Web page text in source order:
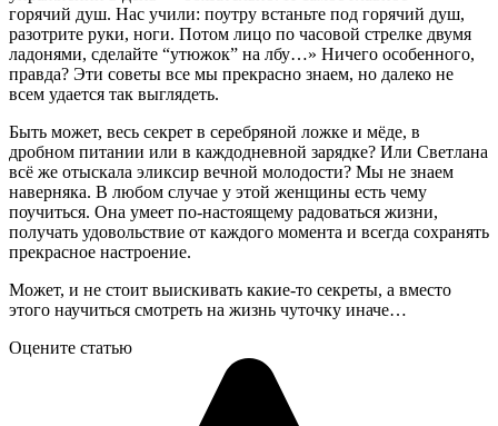
горячий душ. Нас учили: поутру встаньте под горячий душ,
разотрите руки, ноги. Потом лицо по часовой стрелке двумя
ладонями, сделайте “утюжок” на лбу…» Ничего особенного,
правда? Эти советы все мы прекрасно знаем, но далеко не
всем удается так выглядеть.
Быть может, весь секрет в серебряной ложке и мёде, в
дробном питании или в каждодневной зарядке? Или Светлана
всё же отыскала эликсир вечной молодости? Мы не знаем
наверняка. В любом случае у этой женщины есть чему
поучиться. Она умеет по-настоящему радоваться жизни,
получать удовольствие от каждого момента и всегда сохранять
прекрасное настроение.
Может, и не стоит выискивать какие-то секреты, а вместо
этого научиться смотреть на жизнь чуточку иначе…
Оцените статью